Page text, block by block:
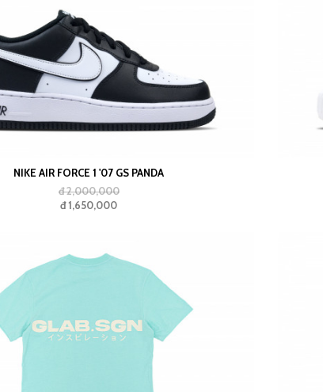
NIKE AIR FORCE 1 '07 GS PANDA
đ 2,000,000
đ 1,650,000